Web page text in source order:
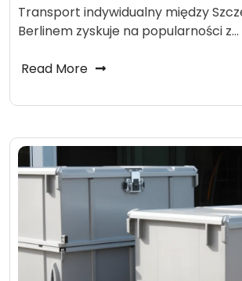
Transport indywidualny między
Berlinem zyskuje na popularności z…
Read More